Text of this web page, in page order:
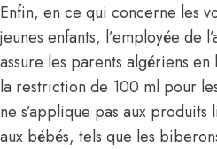
Enfin, en ce qui concerne les
jeunes enfants, l’employée de
assure les parents algériens
la restriction de 100 ml pour
ne s’applique pas aux produits
aux bébés, tels que les